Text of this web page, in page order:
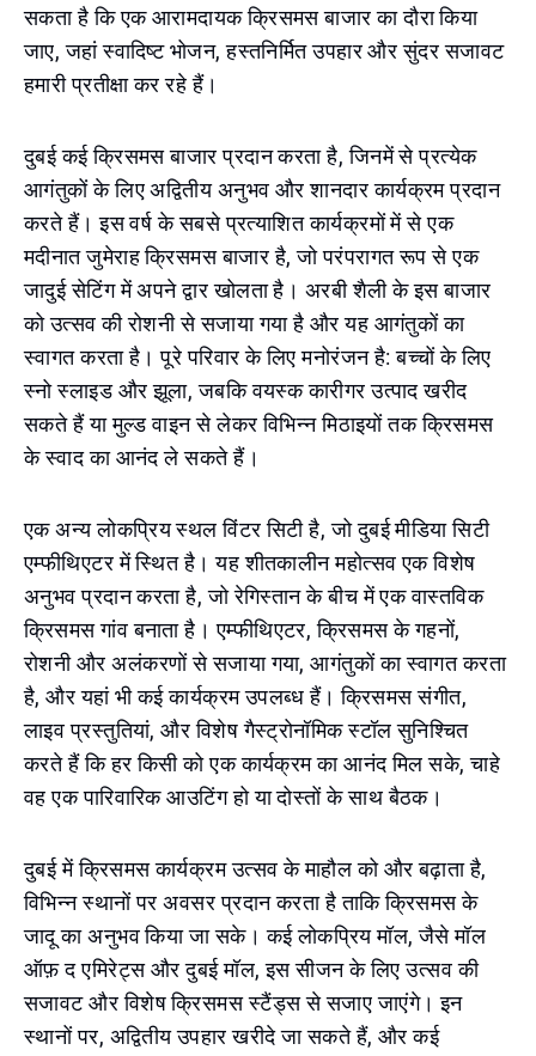
सकता है कि एक आरामदायक क्रिसमस बाजार का दौरा किया
जाए, जहां स्वादिष्ट भोजन, हस्तनिर्मित उपहार और सुंदर सजावट
हमारी प्रतीक्षा कर रहे हैं।
दुबई कई क्रिसमस बाजार प्रदान करता है, जिनमें से प्रत्येक
आगंतुकों के लिए अद्वितीय अनुभव और शानदार कार्यक्रम प्रदान
करते हैं। इस वर्ष के सबसे प्रत्याशित कार्यक्रमों में से एक
मदीनात जुमेराह क्रिसमस बाजार है, जो परंपरागत रूप से एक
जादुई सेटिंग में अपने द्वार खोलता है। अरबी शैली के इस बाजार
को उत्सव की रोशनी से सजाया गया है और यह आगंतुकों का
स्वागत करता है। पूरे परिवार के लिए मनोरंजन है: बच्चों के लिए
स्नो स्लाइड और झूला, जबकि वयस्क कारीगर उत्पाद खरीद
सकते हैं या मुल्ड वाइन से लेकर विभिन्न मिठाइयों तक क्रिसमस
के स्वाद का आनंद ले सकते हैं।
एक अन्य लोकप्रिय स्थल विंटर सिटी है, जो दुबई मीडिया सिटी
एम्फीथिएटर में स्थित है। यह शीतकालीन महोत्सव एक विशेष
अनुभव प्रदान करता है, जो रेगिस्तान के बीच में एक वास्तविक
क्रिसमस गांव बनाता है। एम्फीथिएटर, क्रिसमस के गहनों,
रोशनी और अलंकरणों से सजाया गया, आगंतुकों का स्वागत करता
है, और यहां भी कई कार्यक्रम उपलब्ध हैं। क्रिसमस संगीत,
लाइव प्रस्तुतियां, और विशेष गैस्ट्रोनॉमिक स्टॉल सुनिश्चित
करते हैं कि हर किसी को एक कार्यक्रम का आनंद मिल सके, चाहे
वह एक पारिवारिक आउटिंग हो या दोस्तों के साथ बैठक।
दुबई में क्रिसमस कार्यक्रम उत्सव के माहौल को और बढ़ाता है,
विभिन्न स्थानों पर अवसर प्रदान करता है ताकि क्रिसमस के
जादू का अनुभव किया जा सके। कई लोकप्रिय मॉल, जैसे मॉल
ऑफ़ द एमिरेट्स और दुबई मॉल, इस सीजन के लिए उत्सव की
सजावट और विशेष क्रिसमस स्टैंड्स से सजाए जाएंगे। इन
स्थानों पर, अद्वितीय उपहार खरीदे जा सकते हैं, और कई